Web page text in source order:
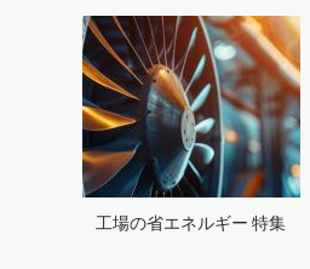
工場の省エネルギー 特集